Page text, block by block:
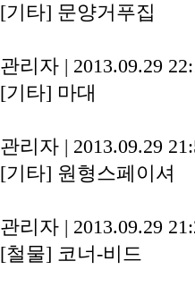
[기타] 문양거푸집
관리자 | 2013.09.29
[기타] 마대
관리자 | 2013.09.29
[기타] 원형스페이셔
관리자 | 2013.09.29
[철물] 코너-비드